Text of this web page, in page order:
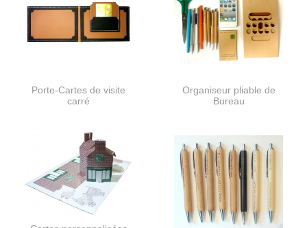
Porte-Cartes de visite
carré
Organiseur pliable de
Bureau